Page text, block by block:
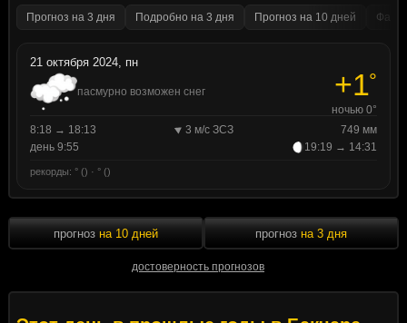
Прогноз на 3 дня Подробно на 3 дня Прогноз на 10 дней
21 октября 2024, пн
пасмурно возможен снег +1°
ночью 0°
8:18 → 18:13
3 м/с ЗСЗ
749 мм
день 9:55
19:19 → 14:31
рекорды: ° () · ° ()
прогноз на 10 дней
достоверность прогнозов
прогноз на 3 дня